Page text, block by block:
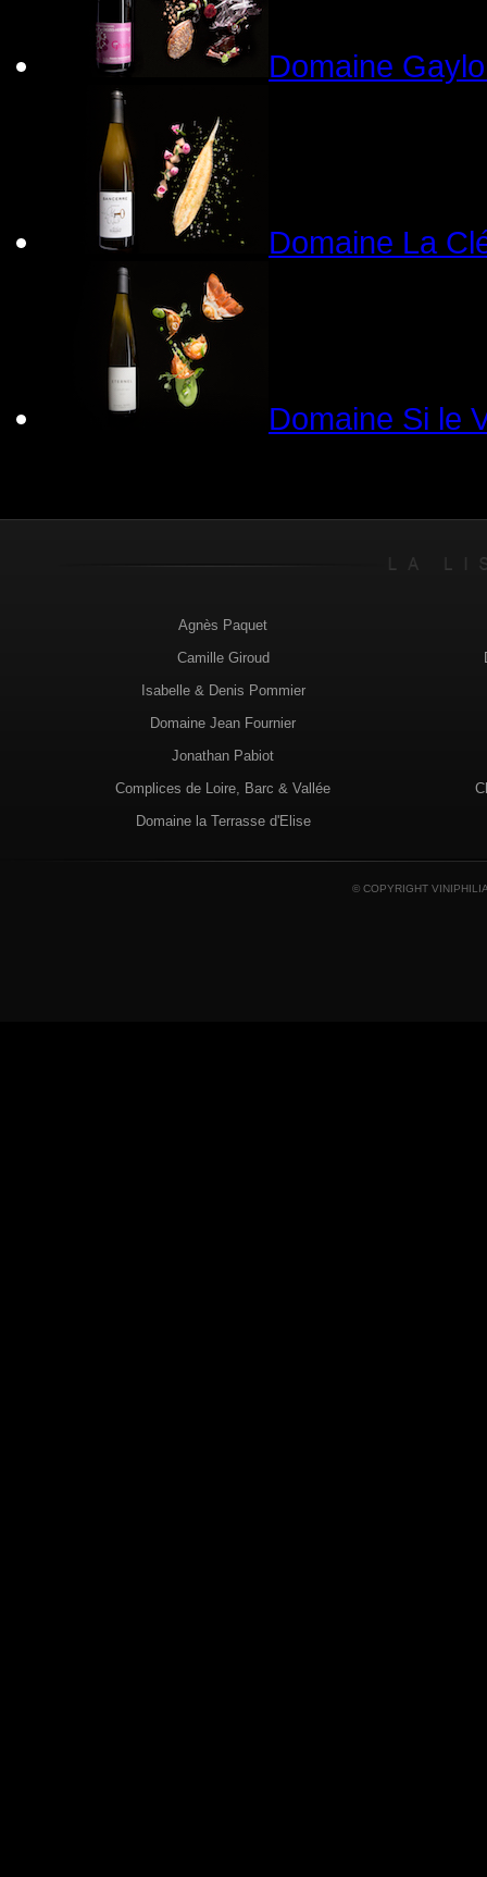
Domaine
Domaine La
Domaine Si le
Agnès Paquet
Camille Giroud
Isabelle & Denis Pommier
Domaine Jean Fournier
Jonathan Pabiot
Complices de Loire, Barc & Vallée
Domaine la Terrasse d'Elise
© COPYRIGHT